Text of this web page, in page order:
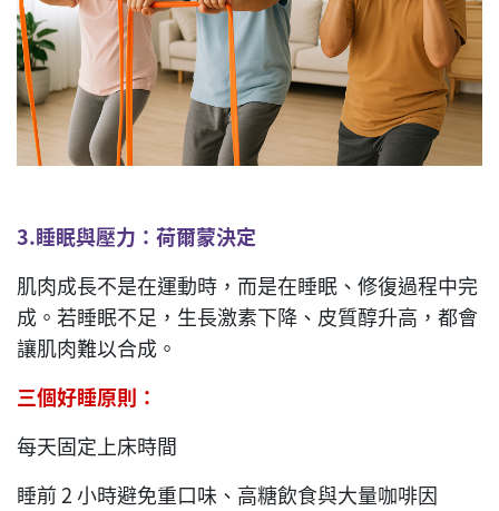
3.睡眠與壓力：荷爾蒙決定
肌肉成長不是在運動時，而是在睡眠、修復過程中完
成。若睡眠不足，生長激素下降、皮質醇升高，都會
讓肌肉難以合成。
三個好睡原則：
每天固定上床時間
睡前 2 小時避免重口味、高糖飲食與大量咖啡因